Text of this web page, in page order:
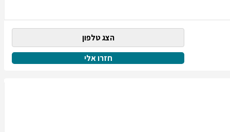
הצג טלפון
חזרו אלי